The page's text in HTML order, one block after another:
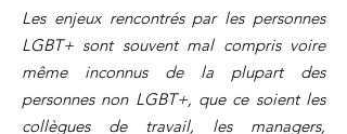
Les enjeux rencontrés par les personnes
LGBT+ sont souvent mal compris voire
même inconnus de la plupart des
personnes non LGBT+, que ce soient les
collègues de travail, les managers,